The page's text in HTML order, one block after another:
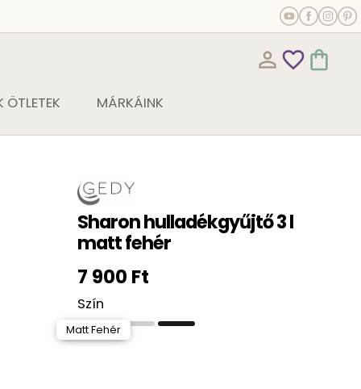
person_outline favorite_outline shopping_bag
MÁRKÁINK
Sharon hulladékgyűjtő 3 l
matt fehér
7 900 Ft
Szín
Matt Fehér